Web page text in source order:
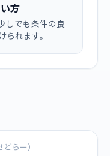
方
しでも条件の良
れます。
らー）